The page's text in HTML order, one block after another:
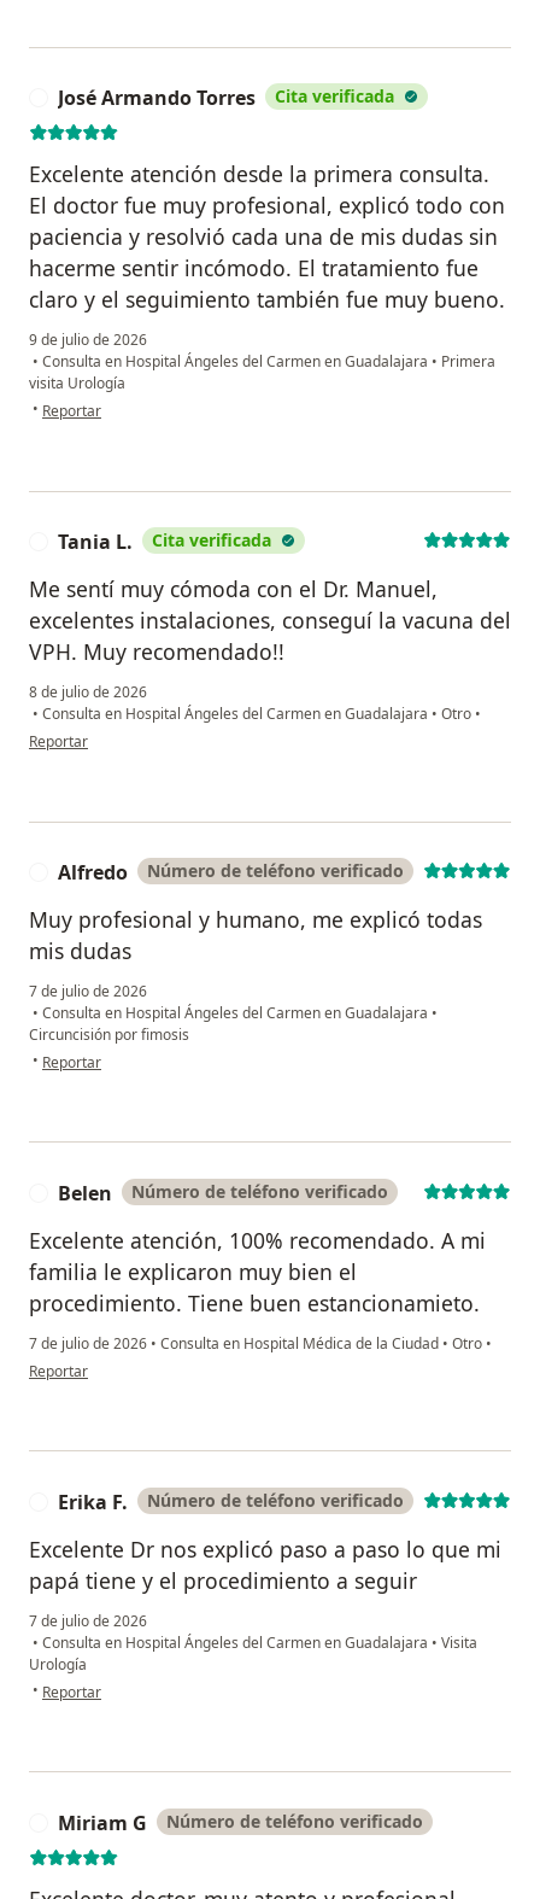
José Armando Torres Cita verificada
Excelente atención desde la primera consulta.
El doctor fue muy profesional, explicó todo con
paciencia y resolvió cada una de mis dudas sin
hacerme sentir incómodo. El tratamiento fue
claro y el seguimiento también fue muy bueno.
9 de julio de 2026
• Consulta en Hospital Ángeles del Carmen en Guadalajara • Primera
visita Urología
• en opinión del usuario José Armando Torres
Reportar
Tania L. Cita verificada
Me sentí muy cómoda con el Dr. Manuel,
excelentes instalaciones, conseguí la vacuna del
VPH. Muy recomendado!!
8 de julio de 2026
• Consulta en Hospital Ángeles del Carmen en Guadalajara • Otro •
en opinión del usuario Tania L.
Reportar
Alfredo Número de teléfono verificado
Muy profesional y humano, me explicó todas
mis dudas
7 de julio de 2026
• Consulta en Hospital Ángeles del Carmen en Guadalajara •
Circuncisión por fimosis
• en opinión del usuario Alfredo
Reportar
Belen Número de teléfono verificado
Excelente atención, 100% recomendado. A mi
familia le explicaron muy bien el
procedimiento. Tiene buen estancionamieto.
7 de julio de 2026 • Consulta en Hospital Médica de la Ciudad • Otro •
en opinión del usuario Belen
Reportar
Erika F. Número de teléfono verificado
Excelente Dr nos explicó paso a paso lo que mi
papá tiene y el procedimiento a seguir
7 de julio de 2026
• Consulta en Hospital Ángeles del Carmen en Guadalajara • Visita
Urología
• en opinión del usuario Erika F.
Reportar
Miriam G Número de teléfono verificado